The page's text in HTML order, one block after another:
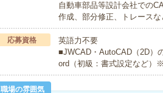
自動車部品等設計会社での
作成、部分修正、トレース
応募資格
英語力不要
■JWCAD・AutoCAD（2D
ord（初級：書式設定など
職場の雰囲気